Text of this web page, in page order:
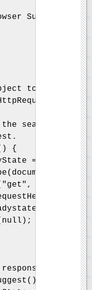
to get the
search
{
== 4 ||
=
response is
{